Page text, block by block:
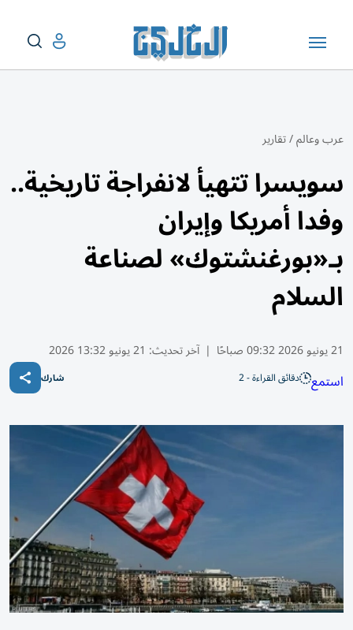
عرب وعالم/تقارير
سويسرا تتهيأ لانفراجة تاريخية..
وفدا أمريكا وإيران
بـ«بورغنشتوك» لصناعة
السلام
21 يونيو 2026 09:32 صباحًا | آخر تحديث: 21 يونيو 13:32 2026
استمع دقائق القراءة - 2 شارك